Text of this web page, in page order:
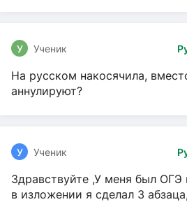
У Ученик
На русском накосячила,
аннулируют?
У Ученик
Здравствуйте ,У меня был ОГЭ
в изложении я сделал 3